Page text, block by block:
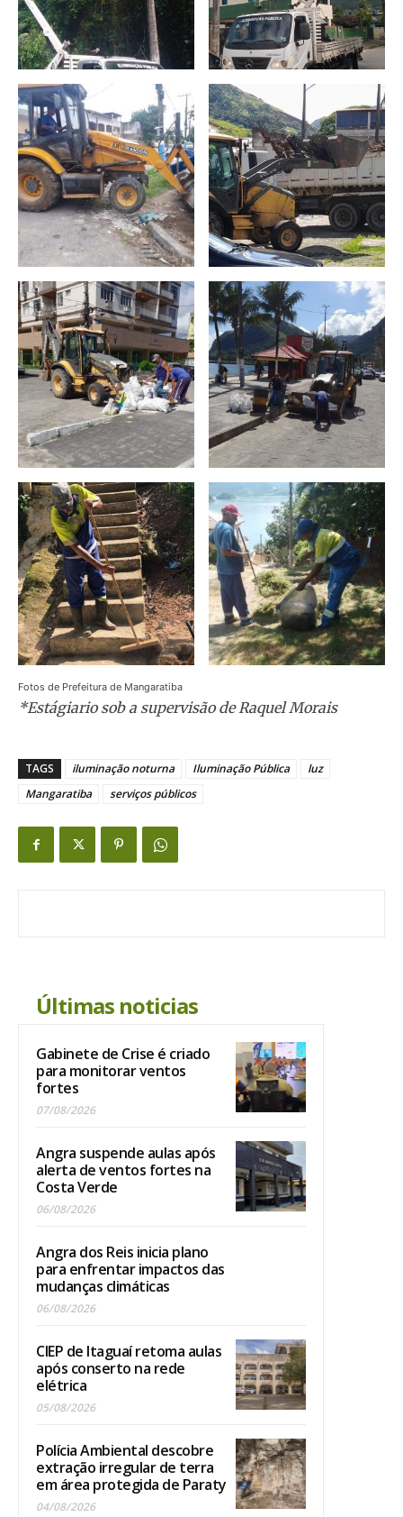
Fotos de Prefeitura de Mangaratiba
*Estágiario sob a supervisão de Raquel Morais
TAGS iluminação noturna Iluminação Pública
luz
Mangaratiba
serviços públicos
Últimas noticias
Gabinete de Crise é criado
para monitorar ventos
fortes
07/08/2026
Angra suspende aulas após
alerta de ventos fortes na
Costa Verde
06/08/2026
Angra dos Reis inicia plano
para enfrentar impactos das
mudanças climáticas
06/08/2026
CIEP de Itaguaí retoma aulas
após conserto na rede
elétrica
05/08/2026
Polícia Ambiental descobre
extração irregular de terra
em área protegida de Paraty
04/08/2026